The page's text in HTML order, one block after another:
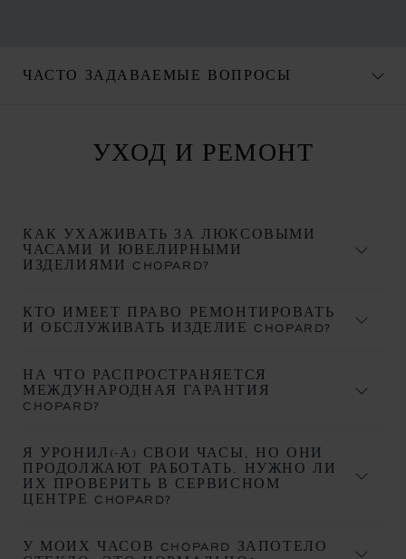
ЧАСТО ЗАДАВАЕМЫЕ ВОПРОСЫ
УХОД И РЕМОНТ
КАК УХАЖИВАТЬ ЗА ЛЮКСОВЫМИ
ЧАСАМИ И ЮВЕЛИРНЫМИ
ИЗДЕЛИЯМИ CHOPARD?
КТО ИМЕЕТ ПРАВО РЕМОНТИРОВАТЬ
И ОБСЛУЖИВАТЬ ИЗДЕЛИЕ CHOPARD?
НА ЧТО РАСПРОСТРАНЯЕТСЯ
МЕЖДУНАРОДНАЯ ГАРАНТИЯ
CHOPARD?
Я УРОНИЛ(-А) СВОИ ЧАСЫ, НО ОНИ
ПРОДОЛЖАЮТ РАБОТАТЬ. НУЖНО ЛИ
ИХ ПРОВЕРИТЬ В СЕРВИСНОМ
ЦЕНТРЕ CHOPARD?
У МОИХ ЧАСОВ CHOPARD ЗАПОТЕЛО